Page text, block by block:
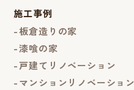
施工事例
板倉造りの家
漆喰の家
戸建てリノベーション
マンションリノベーション